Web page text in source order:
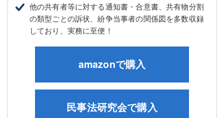
他の共有者等に対する通知書・合意書、共有物分割
の類型ごとの訴状、紛争当事者の関係図を多数収録
しており、実務に至便！
民事法研究会で購入
amazonで購入